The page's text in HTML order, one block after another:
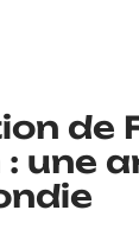
de
une